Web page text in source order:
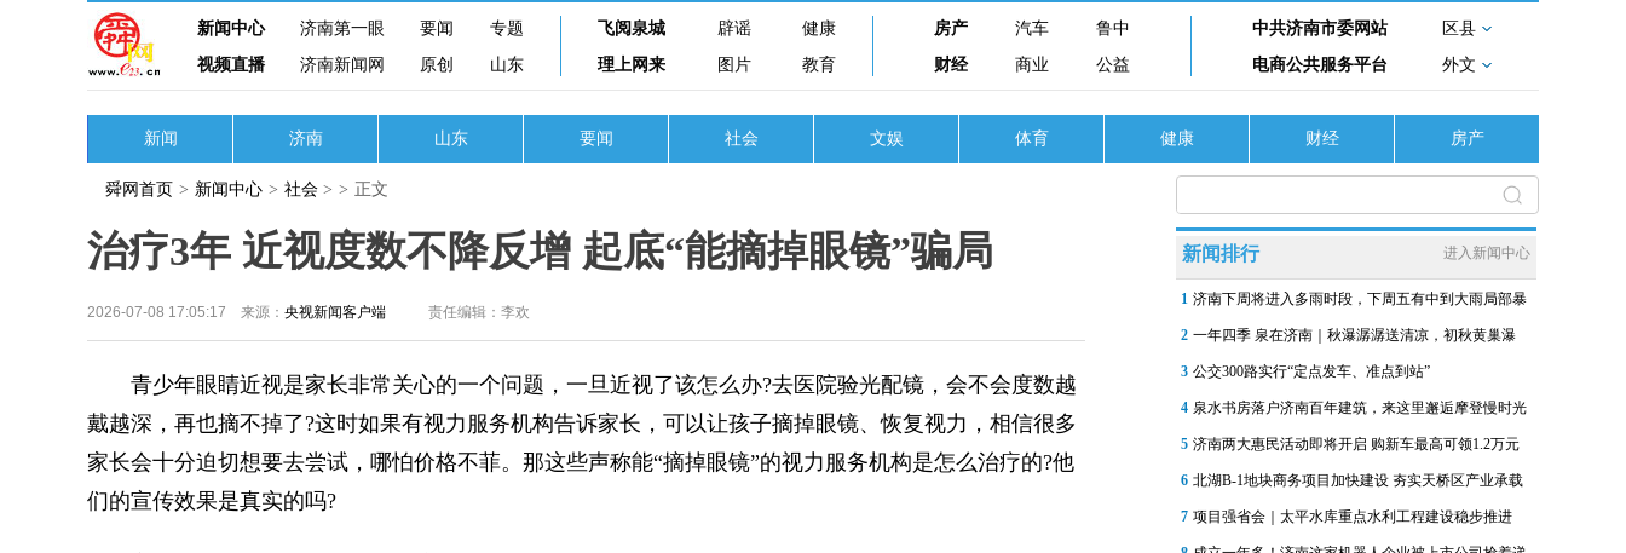
新闻中心 济南第一眼 要闻
专题
视频直播
济南新闻网 原创 山东
飞阅泉城 辟谣
健康
理上网来
图片 教育
房产 汽车
鲁中
财经
商业 公益
中共济南市委网站
区县
电商公共服务平台
外文
新闻 济南 山东 要闻 社会 文娱 体育 健康 财经 房产
舜网首页 > 新闻中心 > 社会 > > 正文
治疗3年 近视度数不降反增 起底“能摘掉眼镜”骗局
2026-07-08 17:05:17 来源： 央视新闻客户端 责任编辑：李欢
青少年眼睛近视是家长非常关心的一个问题，一旦近视了该怎么办?去医院验光配镜，会不会度数越
戴越深，再也摘不掉了?这时如果有视力服务机构告诉家长，可以让孩子摘掉眼镜、恢复视力，相信很多
家长会十分迫切想要去尝试，哪怕价格不菲。那这些声称能“摘掉眼镜”的视力服务机构是怎么治疗的?他
们的宣传效果是真实的吗?
新闻排行 进入新闻中心
1 济南下周将进入多雨时段，下周五有中到大雨局部暴
2 一年四季 泉在济南｜秋瀑潺潺送清凉，初秋黄巢瀑
3 公交300路实行“定点发车、准点到站”
4 泉水书房落户济南百年建筑，来这里邂逅摩登慢时光
5 济南两大惠民活动即将开启 购新车最高可领1.2万元
6 北湖B-1地块商务项目加快建设 夯实天桥区产业承载
7 项目强省会｜太平水库重点水利工程建设稳步推进